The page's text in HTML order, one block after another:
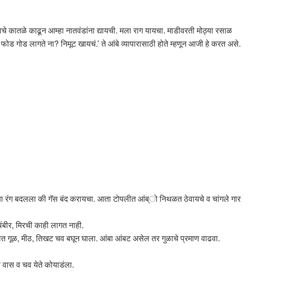
काढून आम्हा नातवंडांना द्यायची. मला राग यायचा. माडीवरती मोठ्या रसाळ
गोड लागते ना? निमूट खायचं.’ ते आंबे व्यापारासाठी होते म्हणून आजी हे करत असे.
बदलला की गॅस बंद करायचा. आता टोपलीत आंब्ो निथळत ठेवायचे व चांगले गार
मिरची काही लागत नाही.
गूळ, मीठ, तिखट चव बघून घाला. आंबा आंबट असेल तर गुळाचे प्रमाण वाढवा.
वास व चव येते कोयाडंला.